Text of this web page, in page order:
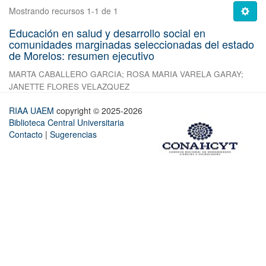
Mostrando recursos 1-1 de 1
Educación en salud y desarrollo social en
comunidades marginadas seleccionadas del estado
de Morelos: resumen ejecutivo
MARTA CABALLERO GARCIA; ROSA MARIA VARELA GARAY;
JANETTE FLORES VELAZQUEZ
RIAA UAEM copyright © 2025-2026
Biblioteca Central Universitaria
Contacto | Sugerencias